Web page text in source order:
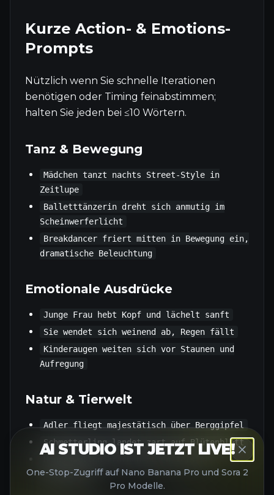
Kurze Action- & Emotions-
Prompts
Nützlich wenn Sie schnelle Iterationen
benötigen oder Timing feinabstimmen;
halten Sie jeden bei ≤10 Wörtern.
Tanz & Bewegung
Mädchen tanzt nachts Street-Style in
Zeitlupe
Balletttänzerin dreht sich anmutig im
Scheinwerferlicht
Breakdancer friert mitten in Bewegung ein,
dramatische Beleuchtung
Emotionale Ausdrücke
Junge Frau hebt Kopf und lächelt sanft
Sie wendet sich weinend ab, Regen fällt
Kinderaugen weiten sich vor Staunen und
Aufregung
Natur & Tierwelt
Adler fliegt majestätisch über Berggipfel
Schmetterling landet zart auf Blütenblatt
Küstenlinie
AI STUDIO IST JETZT LIVE!
One-Stop-Zugriff auf Nano Banana Pro und Sora 2
Pro Modelle.